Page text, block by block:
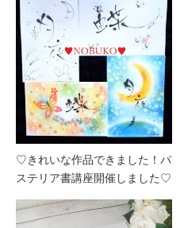
♡きれいな作品できました！パ
ステリア書講座開催しました♡